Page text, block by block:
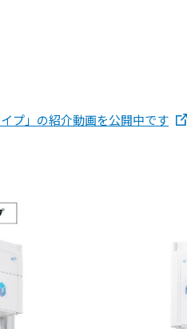
プ」の紹介動画を公開中です